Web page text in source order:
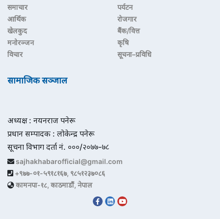
समाचार
आर्थिक
खेलकुद
मनोरञ्जन
विचार
पर्यटन
रोजगार
बैंक/वित्त
कृषि
सूचना–प्रविधि
सामाजिक सञ्जाल
अध्यक्ष : नयनराज पनेरू
प्रधान सम्पादक : लोकेन्द्र पनेरू
सूचना विभाग दर्ता नं. ०००/२०७७-७८
sajhakhabarofficial@gmail.com
+९७७-०१-५९१८१६७, ९८५१२३७०८६
कामनपा-१८, काठमाडौं, नेपाल